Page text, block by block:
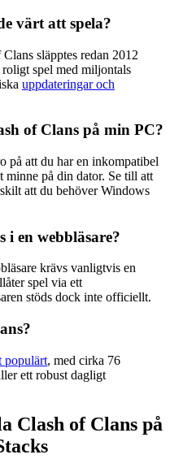
värt att spela?
släpptes redan 2012
spel med miljontals
uppdateringar och
of Clans på min PC?
på att du har en inkompatibel
på din dator. Se till att
att du behöver Windows
i en webbläsare?
krävs vanligtvis en
spel via ett
stöds dock inte officiellt.
populärt, med cirka 76
ett robust dagligt
Clash of Clans på